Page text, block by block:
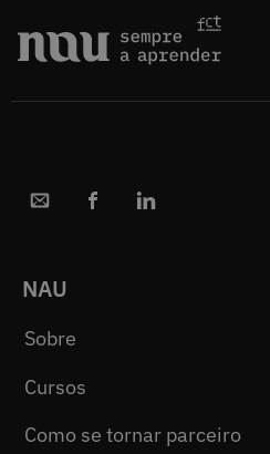
NAU
Sobre
Cursos
Como se tornar parceiro